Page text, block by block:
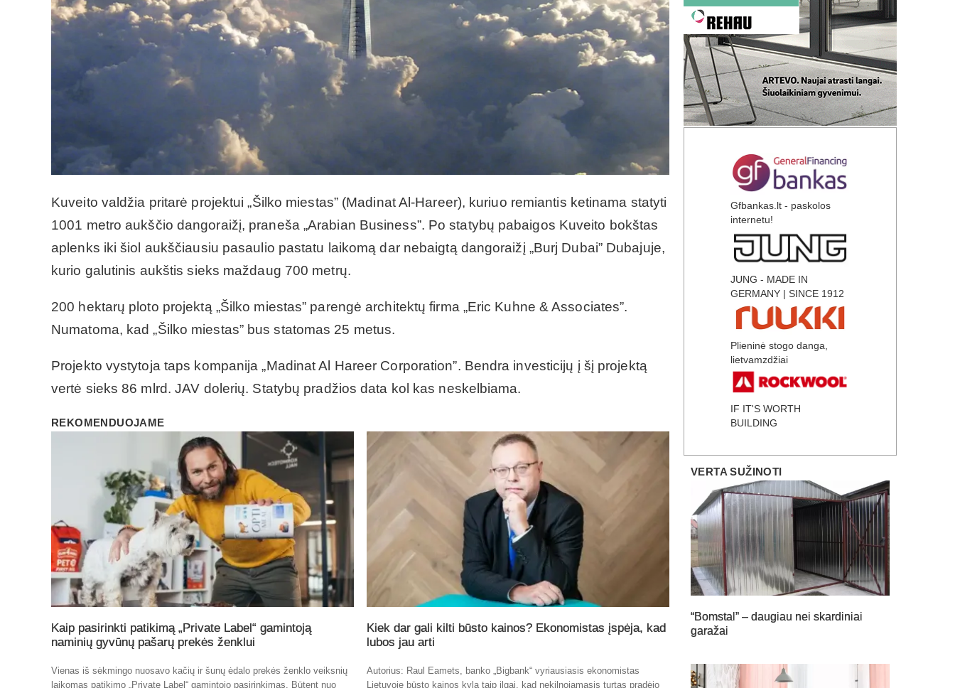
Kuveito valdžia pritarė projektui „Šilko miestas” (Madinat Al-Hareer), kuriuo remiantis ketinama statyti
1001 metro aukščio dangoraižį, praneša „Arabian Business”. Po statybų pabaigos Kuveito bokštas
aplenks iki šiol aukščiausiu pasaulio pastatu laikomą dar nebaigtą dangoraižį „Burj Dubai” Dubajuje,
kurio galutinis aukštis sieks maždaug 700 metrų.
200 hektarų ploto projektą „Šilko miestas” parengė architektų firma „Eric Kuhne & Associates”.
Numatoma, kad „Šilko miestas” bus statomas 25 metus.
Projekto vystytoja taps kompanija „Madinat Al Hareer Corporation”. Bendra investicijų į šį projektą
vertė sieks 86 mlrd. JAV dolerių. Statybų pradžios data kol kas neskelbiama.
REKOMENDUOJAME
Kaip pasirinkti patikimą „Private Label“ gamintoją
naminių gyvūnų pašarų prekės ženklui
Vienas iš sėkmingo nuosavo kačių ir šunų ėdalo prekės ženklo veiksnių
laikomas patikimo „Private Label“ gamintojo pasirinkimas. Būtent nuo
Kiek dar gali kilti būsto kainos? Ekonomistas įspėja, kad
lubos jau arti
Autorius: Raul Eamets, banko „Bigbank“ vyriausiasis ekonomistas
Lietuvoje būsto kainos kyla taip ilgai, kad nekilnojamasis turtas pradėjo
Gfbankas.lt - paskolos
internetu!
JUNG - MADE IN
GERMANY | SINCE 1912
Plieninė stogo danga,
lietvamzdžiai
IF IT'S WORTH
BUILDING
VERTA SUŽINOTI
“Bomstal” – daugiau nei skardiniai
garažai